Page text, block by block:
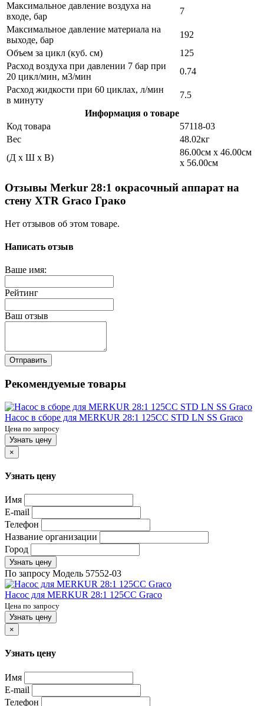
Максимальное давление воздуха на
входе, бар
7
Максимальное давление материала на
выходе, бар
192
Объем за цикл (куб. см)
125
Расход воздуха при давлении 7 бар при
20 цикл/мин, м3/мин
0.74
Расход жидкости при 60 циклах, л/мин
в минуту
7.5
Информация о товаре
Код товара
57118-03
Вес
48.02кг
(Д x Ш x В)
86.00см x 46.00см
x 56.00см
Отзывы Merkur 28:1 окрасочный аппарат на
стену XTR Graco Грако
Нет отзывов об этом товаре.
Написать отзыв
Ваше имя:
Рейтинг
Ваш отзыв
Отправить
Рекомендуемые товары
Насос в сборе для MERKUR 28:1 125CC STD LN SS Graco
Цена по запросу
Узнать цену
×
Узнать цену
Имя
E-mail
Телефон
Название организации
Город
Узнать цену
По запросу Модель 57552-03
Насос для MERKUR 28:1 125CC Graco
Цена по запросу
Узнать цену
×
Узнать цену
Имя
E-mail
Телефон